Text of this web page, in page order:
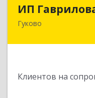
ИП
Гуково
Клиентов на